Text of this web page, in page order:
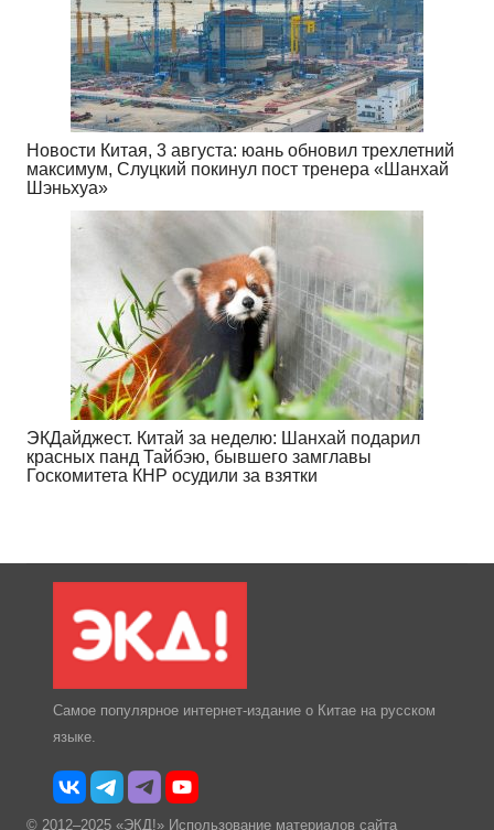
Новости Китая, 3 августа: юань обновил трехлетний
максимум, Слуцкий покинул пост тренера «Шанхай
Шэньхуа»
ЭКДайджест. Китай за неделю: Шанхай подарил
красных панд Тайбэю, бывшего замглавы
Госкомитета КНР осудили за взятки
Самое популярное интернет-издание о Китае на русском
языке.
© 2012–2025 «ЭКД!» Использование материалов сайта